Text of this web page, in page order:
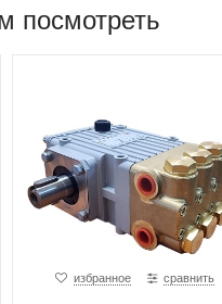
посмотреть
избранное сравнить